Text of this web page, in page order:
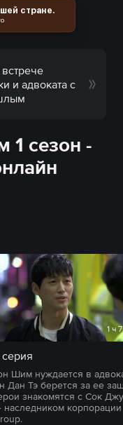
стране.
и адвоката с
1 сезон -
1 ч
серия
Шим нуждается в
Дан Тэ берется за ее
знакомятся с Сок
корпорации